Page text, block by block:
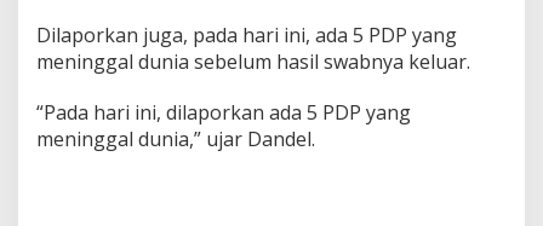
Dilaporkan juga, pada hari ini, ada 5 PDP yang
meninggal dunia sebelum hasil swabnya keluar.
“Pada hari ini, dilaporkan ada 5 PDP yang
meninggal dunia,” ujar Dandel.